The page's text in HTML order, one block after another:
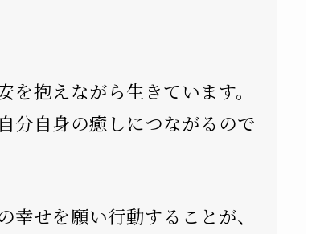
抱えながら生きています。
分自身の癒しにつながるので
幸せを願い行動することが、